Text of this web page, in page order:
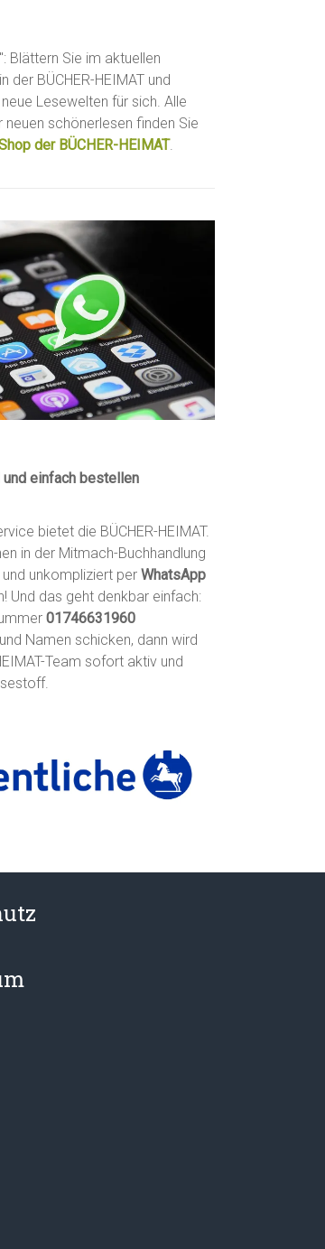
Blättern Sie im aktuellen
der BÜCHER-HEIMAT und
Lesewelten für sich. Alle
neuen schönerlesen finden Sie
der BÜCHER-HEIMAT.
und einfach bestellen
bietet die BÜCHER-HEIMAT.
in der Mitmach-Buchhandlung
und unkompliziert perWhatsApp
Und das geht denkbar einfach:
01746631960
Namen schicken, dann wird
Team sofort aktiv und